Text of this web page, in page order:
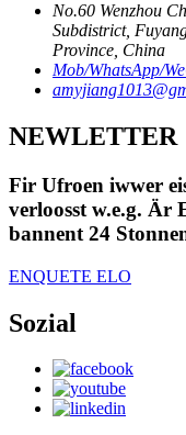
No.60 Wenzhou
Subdistrict,
Province, China
Mob/WhatsApp/
NEWLETTER
Fir Ufroen iwwer
verloosst w.e.g. Är
bannent 24
ENQUETE ELO
Sozial